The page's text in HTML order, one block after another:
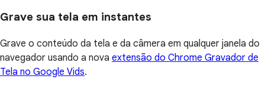
Grave sua tela em instantes
Grave o conteúdo da tela e da câmera em qualquer janela do
navegador usando a nova extensão do Chrome Gravador de
Tela no Google Vids.